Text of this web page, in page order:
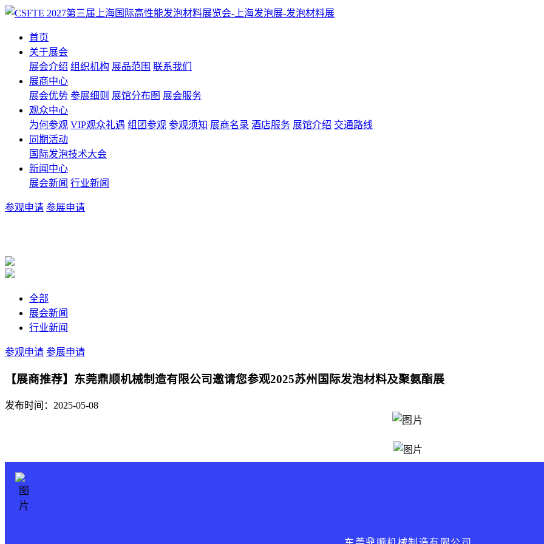
首页
关于展会
展会介绍 组织机构 展品范围 联系我们
展商中心
展会优势 参展细则 展馆分布图 展会服务
观众中心
为何参观 VIP观众礼遇 组团参观 参观须知 展商名录 酒店服务 展馆介绍 交通路线
同期活动
国际发泡技术大会
新闻中心
展会新闻 行业新闻
参观申请 参展申请
全部
展会新闻
行业新闻
参观申请 参展申请
【展商推荐】东莞鼎顺机械制造有限公司邀请您参观2025苏州国际发泡材料及聚氨酯展
发布时间：2025-05-08